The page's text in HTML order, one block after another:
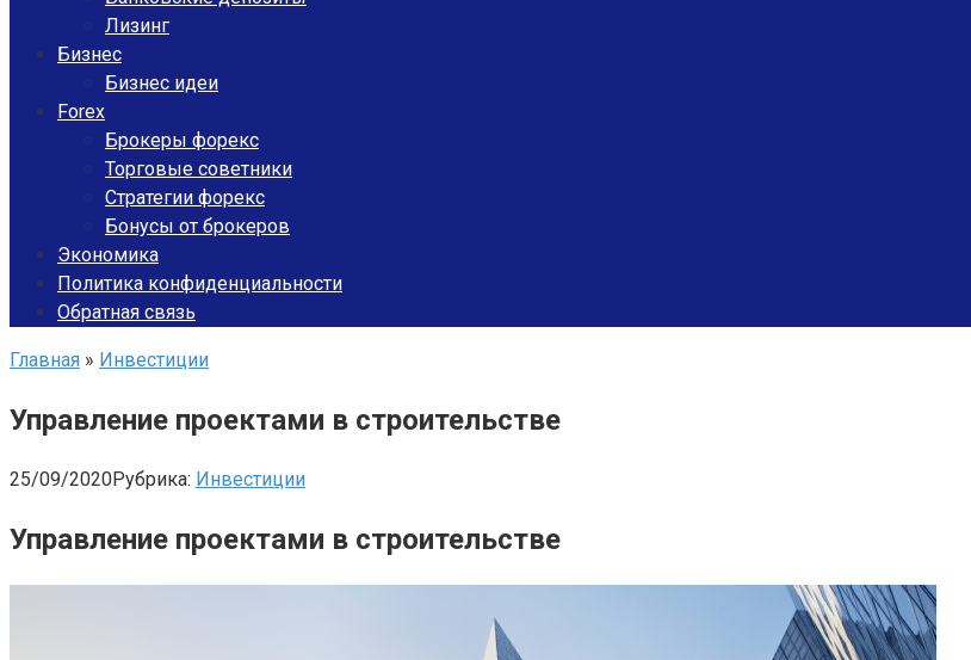
Лизинг
Бизнес
Бизнес идеи
Forex
Брокеры форекс
Торговые советники
Стратегии форекс
Бонусы от брокеров
Экономика
Политика конфиденциальности
Обратная связь
Главная » Инвестиции
Управление проектами в строительстве
25/09/2020Рубрика: Инвестиции
Управление проектами в строительстве